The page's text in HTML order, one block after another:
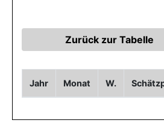
Jahr Monat W.